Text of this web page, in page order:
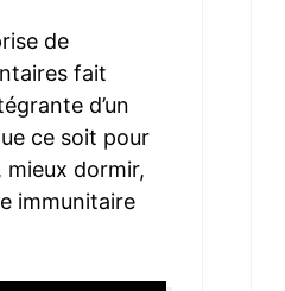
de
fait
d’un
ce soit pour
mieux dormir,
immunitaire